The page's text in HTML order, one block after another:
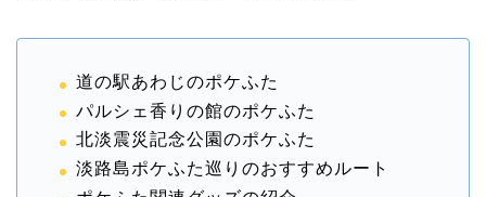
道の駅あわじのポケふた
パルシェ香りの館のポケふた
北淡震災記念公園のポケふた
淡路島ポケふた巡りのおすすめルート